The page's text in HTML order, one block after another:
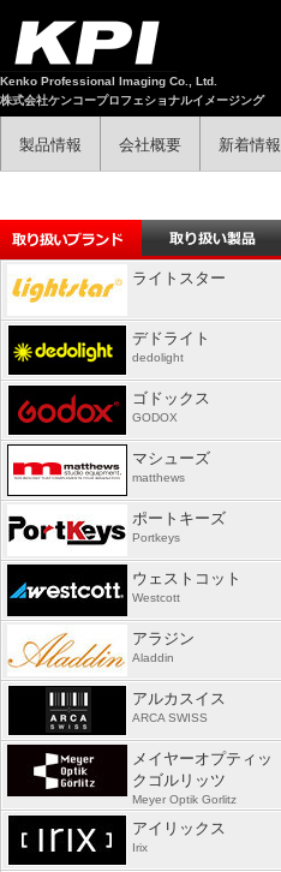
Kenko Professional Imaging Co., Ltd.
株式会社ケンコープロフェショナルイメージング
製品情報 会社概要 新着情報
ライトスター
デドライト
dedolight
ゴドックス
GODOX
マシューズ
matthews
ポートキーズ
Portkeys
ウェストコット
Westcott
アラジン
Aladdin
アルカスイス
ARCA SWISS
メイヤーオプティッ
クゴルリッツ
Meyer Optik Gorlitz
アイリックス
Irix